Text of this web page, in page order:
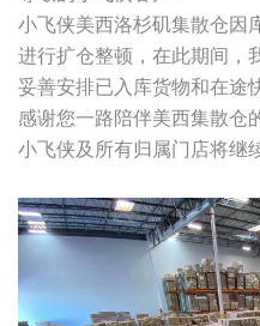
小飞侠美西洛杉矶集散仓因
进行扩仓整顿，在此期间，
妥善安排已入库货物和在途
感谢您一路陪伴美西集散仓
小飞侠及所有归属门店将继